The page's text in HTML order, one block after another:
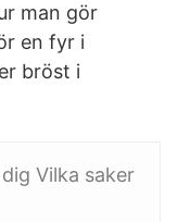
man gör
en fyr i
bröst i
Vilka saker